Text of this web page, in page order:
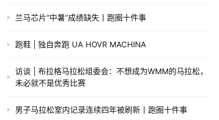
兰马芯片“中暑”成绩缺失丨跑圈十件事
跑鞋 | 独自奔跑 UA HOVR MACHINA
访谈 | 布拉格马拉松组委会：不想成为WMM的马拉松，
未必就不是优秀比赛
男子马拉松室内记录连续四年被刷新丨跑圈十件事